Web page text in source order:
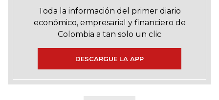
Toda la información del primer diario
económico, empresarial y financiero de
Colombia a tan solo un clic
DESCARGUE LA APP